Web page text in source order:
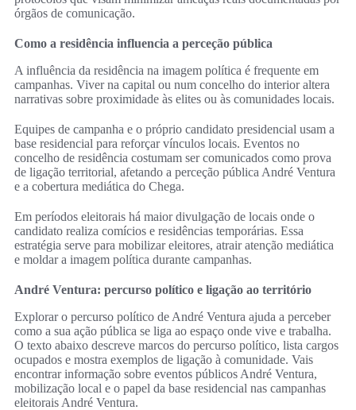
órgãos de comunicação.
Como a residência influencia a perceção pública
A influência da residência na imagem política é frequente em
campanhas. Viver na capital ou num concelho do interior altera
narrativas sobre proximidade às elites ou às comunidades locais.
Equipes de campanha e o próprio candidato presidencial usam a
base residencial para reforçar vínculos locais. Eventos no
concelho de residência costumam ser comunicados como prova
de ligação territorial, afetando a perceção pública André Ventura
e a cobertura mediática do Chega.
Em períodos eleitorais há maior divulgação de locais onde o
candidato realiza comícios e residências temporárias. Essa
estratégia serve para mobilizar eleitores, atrair atenção mediática
e moldar a imagem política durante campanhas.
André Ventura: percurso político e ligação ao território
Explorar o percurso político de André Ventura ajuda a perceber
como a sua ação pública se liga ao espaço onde vive e trabalha.
O texto abaixo descreve marcos do percurso político, lista cargos
ocupados e mostra exemplos de ligação à comunidade. Vais
encontrar informação sobre eventos públicos André Ventura,
mobilização local e o papel da base residencial nas campanhas
eleitorais André Ventura.